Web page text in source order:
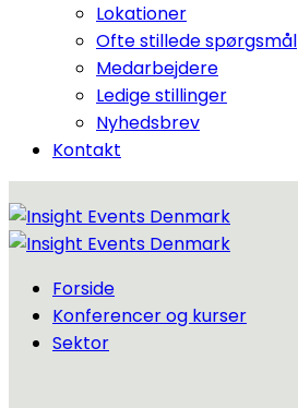
Lokationer
Ofte stillede spørgsmål
Medarbejdere
Ledige stillinger
Nyhedsbrev
Kontakt
Forside
Konferencer og kurser
Sektor